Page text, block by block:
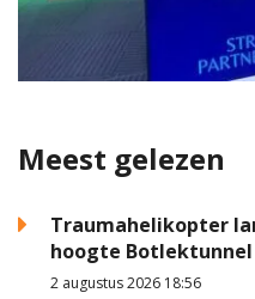
Meest gelezen
Traumahelikopter
hoogte Botlektunnel
2 augustus 2026 18:56